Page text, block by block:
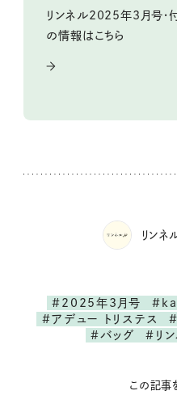
リンネル2025年3月号・
の情報はこちら
リンネ
#2025年3月号
#アデュー トリステス
#
#バッグ
#リ
この記事